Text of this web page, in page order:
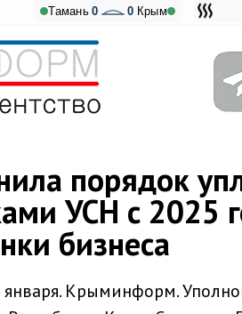
Ай-
Тамань 0 0 Крым
порядок
УСН с 2025
бизнеса
января. Крыминформ.